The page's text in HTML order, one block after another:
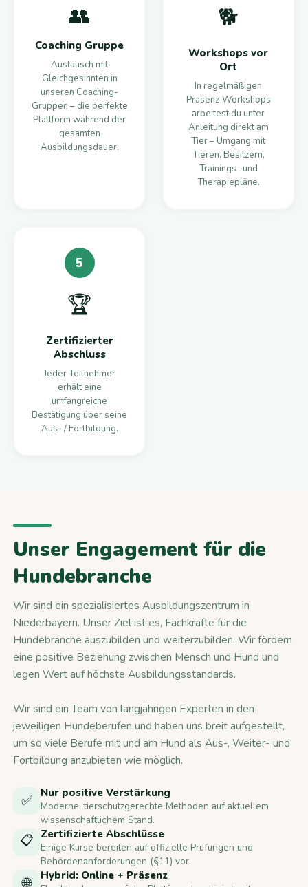
👥
Coaching Gruppe
Austausch mit
Gleichgesinnten in
unseren Coaching-
Gruppen – die perfekte
Plattform während der
gesamten
Ausbildungsdauer.
🐕
Workshops vor
Ort
In regelmäßigen
Präsenz-Workshops
arbeitest du unter
Anleitung direkt am
Tier – Umgang mit
Tieren, Besitzern,
Trainings- und
Therapiepläne.
5
🏆
Zertifizierter
Abschluss
Jeder Teilnehmer
erhält eine
umfangreiche
Bestätigung über seine
Aus- / Fortbildung.
Unser Engagement für die
Hundebranche
Wir sind ein spezialisiertes Ausbildungszentrum in
Niederbayern. Unser Ziel ist es, Fachkräfte für die
Hundebranche auszubilden und weiterzubilden. Wir fördern
eine positive Beziehung zwischen Mensch und Hund und
legen Wert auf höchste Ausbildungsstandards.
Wir sind ein Team von langjährigen Experten in den
jeweiligen Hundeberufen und haben uns breit aufgestellt,
um so viele Berufe mit und am Hund als Aus-, Weiter- und
Fortbildung anzubieten wie möglich.
✅ Nur positive Verstärkung
Moderne, tierschutzgerechte Methoden auf aktuellem
wissenschaftlichem Stand.
📋 Zertifizierte Abschlüsse
Einige Kurse bereiten auf offizielle Prüfungen und
Behördenanforderungen (§11) vor.
🌐 Hybrid: Online + Präsenz